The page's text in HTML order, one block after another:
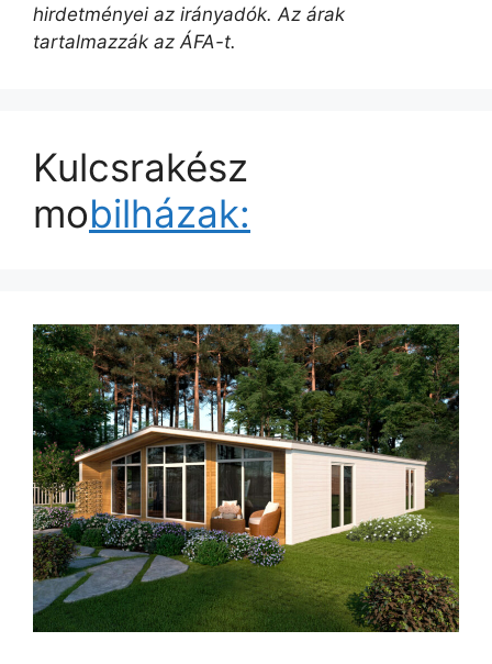
hirdetményei az irányadók. Az árak
tartalmazzák az ÁFA-t.
Kulcsrakész
mobilházak: